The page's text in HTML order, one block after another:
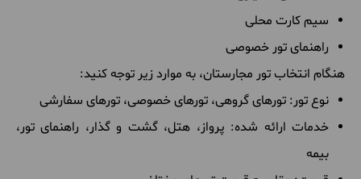
سیم کارت محلی
راهنمای تور خصوصی
هنگام انتخاب تور مجارستان، به موارد زیر توجه کنید:
نوع تور: تورهای گروهی، تورهای خصوصی، تورهای سفارشی
خدمات ارائه شده: پرواز، هتل، گشت و گذار، راهنمای تور،
بیمه